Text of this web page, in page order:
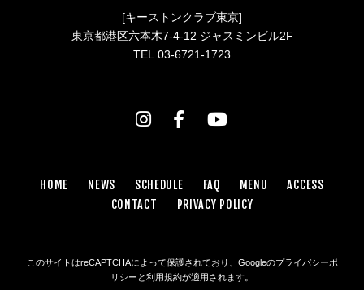
[キーストンクラブ東京]
東京都港区六本木7-4-12 ジャスミンビル2F
TEL.03-6721-1723
HOME NEWS SCHEDULE FAQ MENU
ACCESS
CONTACT
PRIVACY POLICY
このサイトはreCAPTCHAによって保護されており、Googleのプライバシーポ
リシー と利用規約が適用されます。